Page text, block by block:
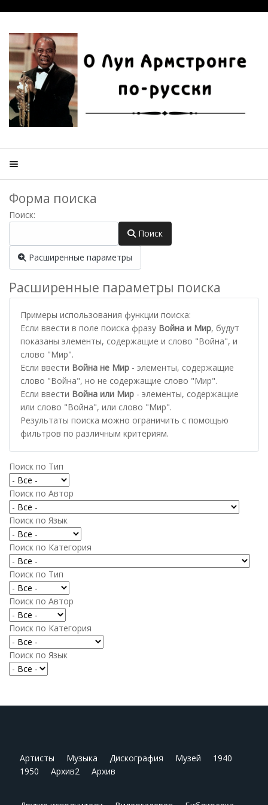
Форма поиска
Поиск:
Поиск
Расширенные параметры
Расширенные параметры поиска
Примеры использования функции поиска:
Если ввести в поле поиска фразу Война и Мир, будут
показаны элементы, содержащие и слово "Война", и
слово "Мир".
Если ввести Война не Мир- элементы, содержащие
слово "Война", но не содержащие слово "Мир".
Если ввести Война или Мир- элементы, содержащие
или слово "Война", или слово "Мир".
Результаты поиска можно ограничить с помощью
фильтров по различным критериям.
Поиск по Тип
Поиск по Автор
Поиск по Язык
Поиск по Категория
Поиск по Тип
Поиск по Автор
Поиск по Категория
Поиск по Язык
Артисты Музыка Дискография Музей
1940
1950
Архив2 Архив